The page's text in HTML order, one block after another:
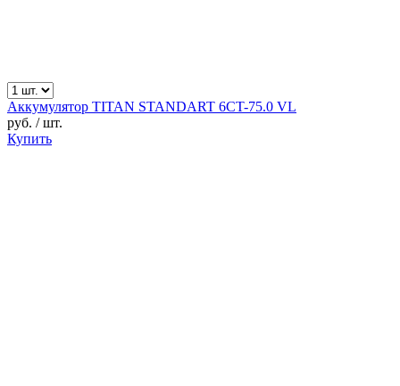
Аккумулятор TITAN STANDART 6CT-75.0 VL
руб. / шт.
Купить